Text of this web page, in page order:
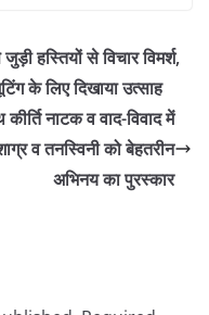
हस्तियों से विचार विमर्श,
के लिए दिखाया उत्साह
नाटक व वाद-विवाद में
व तनस्विनी को बेहतरीन
अभिनय का पुरस्कार